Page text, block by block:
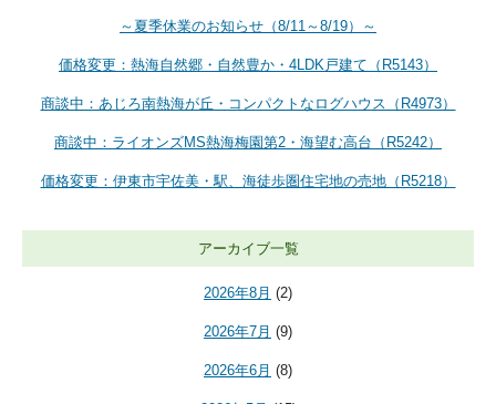
～夏季休業のお知らせ（8/11～8/19）～
価格変更：熱海自然郷・自然豊か・4LDK戸建て（R5143）
商談中：あじろ南熱海が丘・コンパクトなログハウス（R4973）
商談中：ライオンズMS熱海梅園第2・海望む高台（R5242）
価格変更：伊東市宇佐美・駅、海徒歩圏住宅地の売地（R5218）
アーカイブ一覧
2026年8月 (2)
2026年7月 (9)
2026年6月 (8)